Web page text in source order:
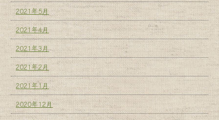
2021年5月
2021年4月
2021年3月
2021年2月
2021年1月
2020年12月